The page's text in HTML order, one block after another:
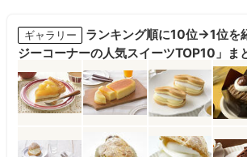
ギャラリー
ランキング順に10位→1位を
ジーコーナーの人気スイーツTOP10」ま